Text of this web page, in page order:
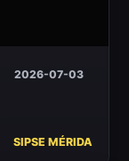
2026-07-03
SIPSE MÉRIDA